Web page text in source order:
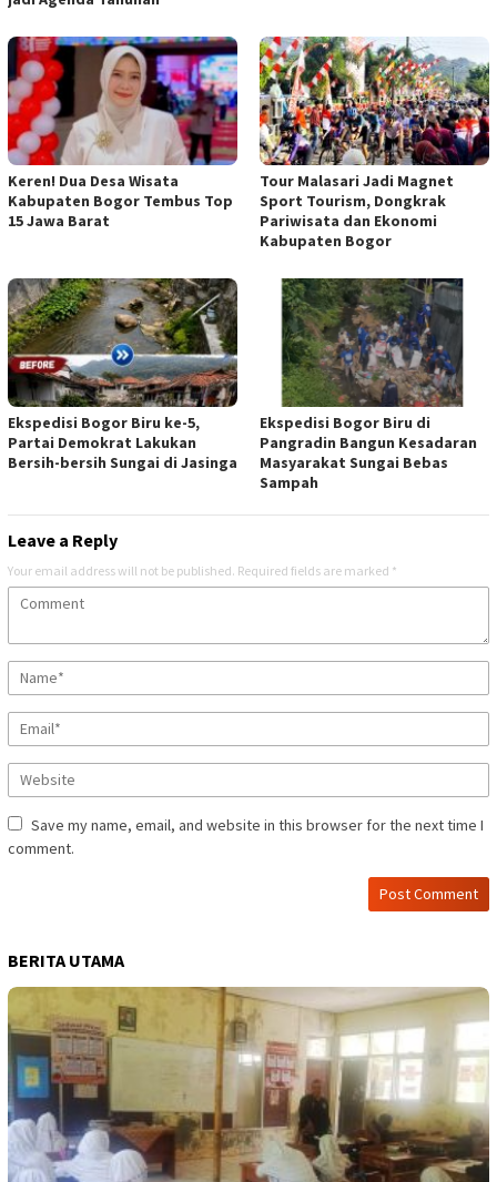
Keren! Dua Desa Wisata
Kabupaten Bogor Tembus Top
15 Jawa Barat
Tour Malasari Jadi Magnet
Sport Tourism, Dongkrak
Pariwisata dan Ekonomi
Kabupaten Bogor
Ekspedisi Bogor Biru ke-5,
Partai Demokrat Lakukan
Bersih-bersih Sungai di Jasinga
Ekspedisi Bogor Biru di
Pangradin Bangun Kesadaran
Masyarakat Sungai Bebas
Sampah
Leave a Reply
Your email address will not be published. Required fields are marked *
Save my name, email, and website in this browser for the next time I
comment.
BERITA UTAMA